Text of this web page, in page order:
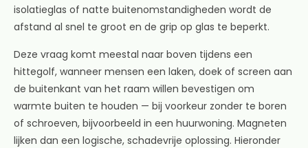
isolatieglas of natte buitenomstandigheden wordt de
afstand al snel te groot en de grip op glas te beperkt.
Deze vraag komt meestal naar boven tijdens een
hittegolf, wanneer mensen een laken, doek of screen aan
de buitenkant van het raam willen bevestigen om
warmte buiten te houden — bij voorkeur zonder te boren
of schroeven, bijvoorbeeld in een huurwoning. Magneten
lijken dan een logische, schadevrije oplossing. Hieronder